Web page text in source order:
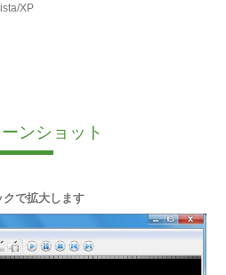
XP
ンショット
クで拡大します